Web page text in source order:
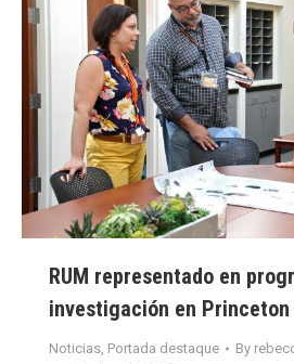
RUM representado en
investigación en Princeton
Noticias, Portada destaque By